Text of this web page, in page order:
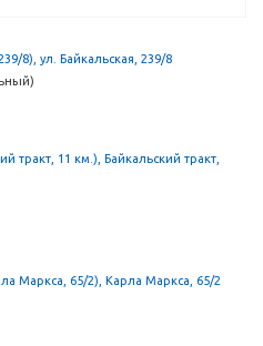
8), ул. Байкальская, 239/8
тракт, 11 км.), Байкальский тракт,
Маркса, 65/2), Карла Маркса, 65/2